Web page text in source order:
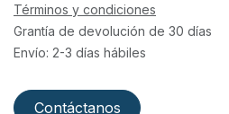
Términos y condiciones
Grantía de devolución de 30 días
Envío: 2-3 días hábiles
Contáctanos